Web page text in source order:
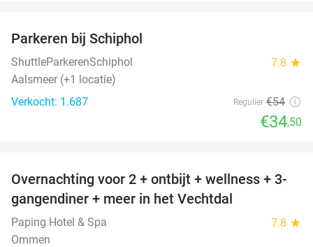
Parkeren bij Schiphol
ShuttleParkerenSchiphol 7.8 star
Aalsmeer (+1 locatie)
Verkocht: 1.687
Regulier €54
€34,50
48%
Overnachting voor 2 + ontbijt + wellness + 3-
gangendiner + meer in het Vechtdal
Paping Hotel & Spa 7.8 star
Ommen